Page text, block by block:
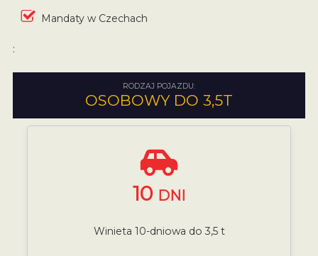
Mandaty w Czechach
:
RODZAJ POJAZDU:
OSOBOWY DO 3,5T
10 DNI
Winieta 10-dniowa do 3,5 t